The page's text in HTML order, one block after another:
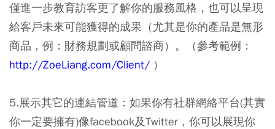
僅進一步教育訪客更了解你的服務風格，也可以呈現
給客戶未來可能獲得的成果（尤其是你的產品是無形
商品，例：財務規劃或顧問諮商）。（參考範例：
http://ZoeLiang.com/Client/ ）
5.展示其它的連結管道： 如果你有社群網絡平台(其實
你一定要擁有)像facebook及Twitter，你可以展現你